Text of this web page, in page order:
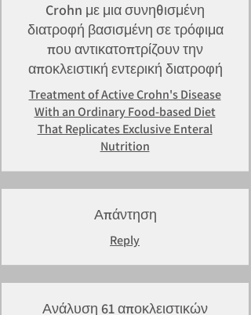
Crohn με μια συνηθισμένη
διατροφή βασισμένη σε τρόφιμα
που αντικατοπτρίζουν την
αποκλειστική εντερική διατροφή
Treatment of Active Crohn's Disease
With an Ordinary Food-based Diet
That Replicates Exclusive Enteral
Nutrition
Απάντηση
Reply
Ανάλυση 61 αποκλειστικών